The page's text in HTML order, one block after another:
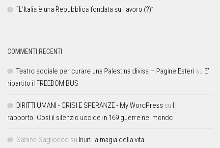
“L’Italia è una Repubblica fondata sul lavoro (?)”
COMMENTI RECENTI
Teatro sociale per curare una Palestina divisa – Pagine Esteri su E’
ripartito il FREEDOM BUS
DIRITTI UMANI - CRISI E SPERANZE - My WordPress su Il
rapporto. Così il silenzio uccide in 169 guerre nel mondo
Sabino Sagliocco su Inuit: la magia della vita